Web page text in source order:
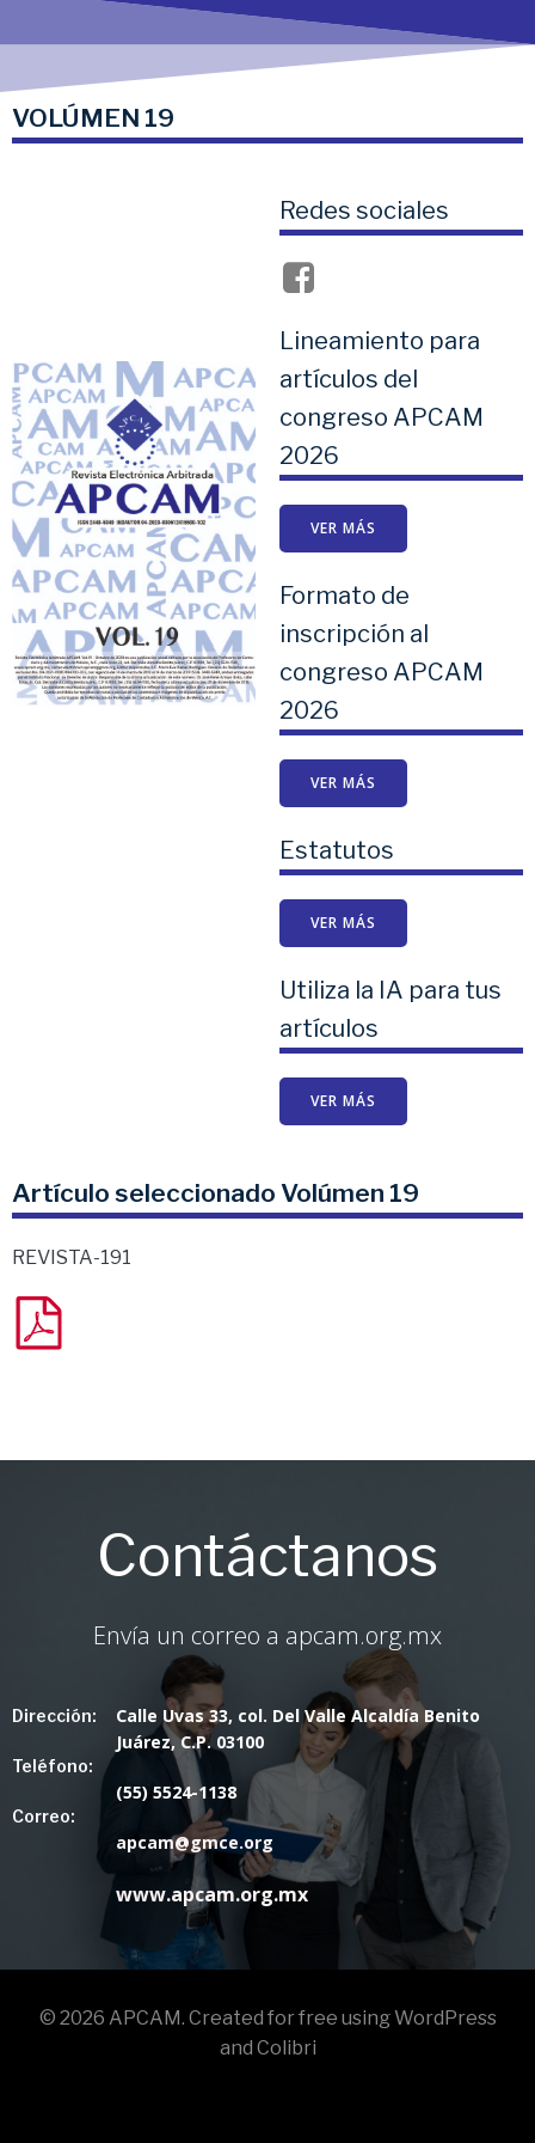
VOLÚMEN 19
Redes sociales
Lineamiento para
artículos del
congreso APCAM
2026
VER MÁS
Formato de
inscripción al
congreso APCAM
2026
VER MÁS
Estatutos
VER MÁS
Utiliza la IA para tus
artículos
VER MÁS
Artículo seleccionado Volúmen 19
REVISTA-191
Contáctanos
Envía un correo a apcam.org.mx
Dirección:
Teléfono:
Correo:
Calle Uvas 33, col. Del Valle Alcaldía Benito
Juárez, C.P. 03100
(55) 5524-1138
apcam@gmce.org
www.apcam.org.mx
© 2026 APCAM. Created for free using WordPress
and Colibri